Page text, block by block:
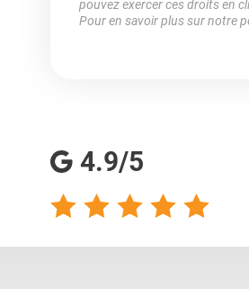
pouvez exercer ces droits en
Pour en savoir plus sur notre
4.9/5